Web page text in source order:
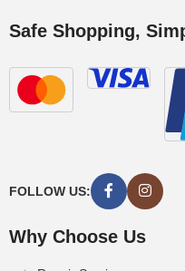
Safe Shopping,
FOLLOW US:
Why Choose Us